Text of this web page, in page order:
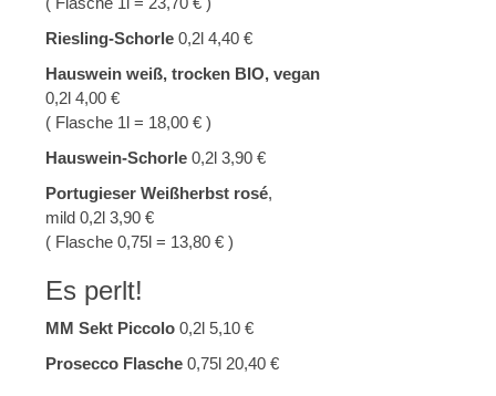
Riesling-Schorle 0,2l 4,40 €
Hauswein weiß, trocken BIO, vegan
0,2l 4,00 €
( Flasche 1l = 18,00 € )
Hauswein-Schorle 0,2l 3,90 €
Portugieser Weißherbst rosé,
mild 0,2l 3,90 €
( Flasche 0,75l = 13,80 € )
Es perlt!
MM Sekt Piccolo 0,2l 5,10 €
Prosecco Flasche 0,75l 20,40 €